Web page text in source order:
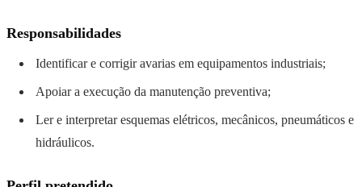
Responsabilidades
Identificar e corrigir avarias em equipamentos industriais;
Apoiar a execução da manutenção preventiva;
Ler e interpretar esquemas elétricos, mecânicos, pneumáticos e
hidráulicos.